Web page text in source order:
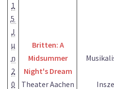
1
5
J
u
n
2
0
Britten: A
Midsummer
Night's Dream
Theater Aachen